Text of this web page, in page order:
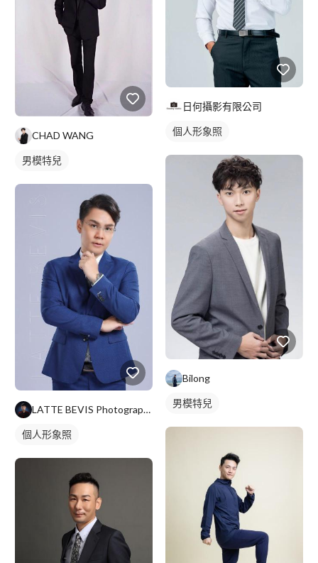
CHAD WANG
男模特兒
LATTE BEVIS Photographer
個人形象照
日何攝影有限公司
個人形象照
Bilong
男模特兒